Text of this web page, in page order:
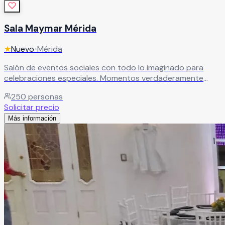
Sala Maymar Mérida
★Nuevo•Mérida
Salón de eventos sociales con todo lo imaginado para
celebraciones especiales. Momentos verdaderamente
años.Leer más
250 personas
Solicitar precio
Más información